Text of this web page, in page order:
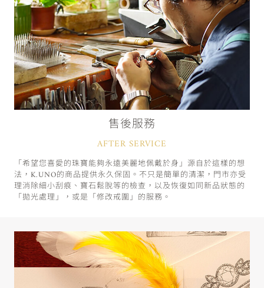
售後服務
AFTER SERVICE
「希望您喜愛的珠寶能夠永遠美麗地佩戴於身」源自於這樣的想
法，K.UNO的商品提供永久保固。不只是簡單的清潔，門市亦受
理消除細小刮痕、寶石鬆脫等的檢查，以及恢復如同新品狀態的
「拋光處理」，或是「修改戒圍」的服務。